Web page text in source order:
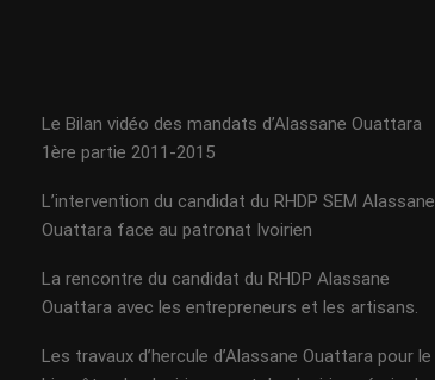
Le Bilan vidéo des mandats d’Alassane Ouattara
1ère partie 2011-2015
L’intervention du candidat du RHDP SEM Alassane
Ouattara face au patronat Ivoirien
La rencontre du candidat du RHDP Alassane
Ouattara avec les entrepreneurs et les artisans.
Les travaux d’hercule d’Alassane Ouattara pour le